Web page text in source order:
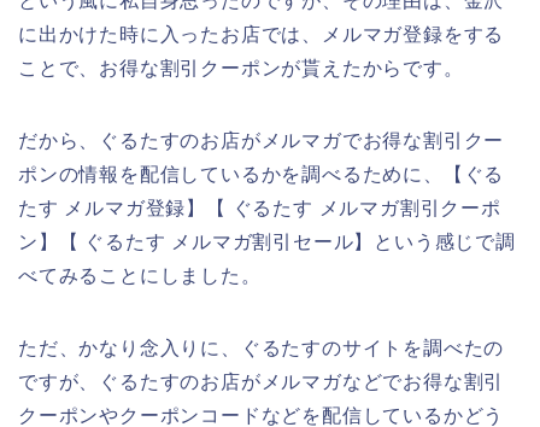
に出かけた時に入ったお店では、メルマガ登録をする
ことで、お得な割引クーポンが貰えたからです。
だから、ぐるたすのお店がメルマガでお得な割引クー
ポンの情報を配信しているかを調べるために、【ぐる
たす メルマガ登録】【 ぐるたす メルマガ割引クーポ
ン】【 ぐるたす メルマガ割引セール】という感じで調
べてみることにしました。
ただ、かなり念入りに、ぐるたすのサイトを調べたの
ですが、ぐるたすのお店がメルマガなどでお得な割引
クーポンやクーポンコードなどを配信しているかどう